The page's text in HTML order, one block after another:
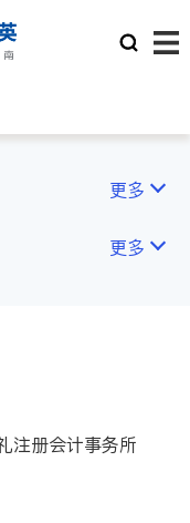
更多
更多
注册会计事务所